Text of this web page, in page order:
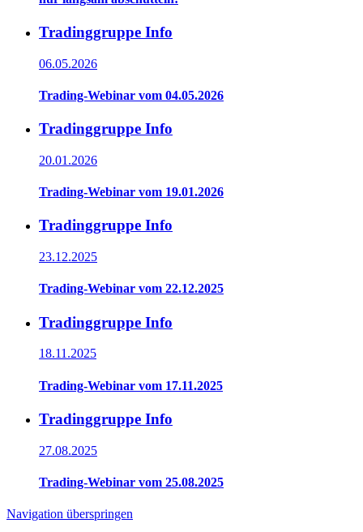
Tradinggruppe Info
06.05.2026
Trading-Webinar vom 04.05.2026
Tradinggruppe Info
20.01.2026
Trading-Webinar vom 19.01.2026
Tradinggruppe Info
23.12.2025
Trading-Webinar vom 22.12.2025
Tradinggruppe Info
18.11.2025
Trading-Webinar vom 17.11.2025
Tradinggruppe Info
27.08.2025
Trading-Webinar vom 25.08.2025
Navigation überspringen